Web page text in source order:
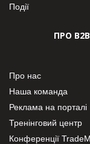
Події
ПРО
Про нас
Наша команда
Реклама на порталі
Тренінговий центр
Конференції